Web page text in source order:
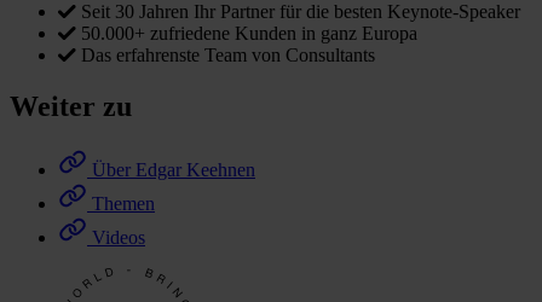
Seit 30 Jahren Ihr Partner für die besten Keynote-Speaker
50.000+ zufriedene Kunden in ganz Europa
Das erfahrenste Team von Consultants
Weiter zu
Über Edgar Keehnen
Themen
Videos